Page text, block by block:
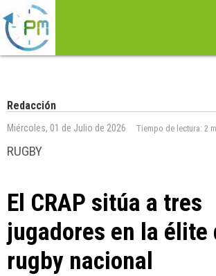
Redacción
Miércoles, 01 de Julio de 2026 Tiempo de lectura: 2
RUGBY
El CRAP sitúa a tres
jugadores en la élite
rugby nacional